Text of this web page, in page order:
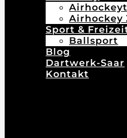
Airhockey
Sport &
Ballsport
Blog
Dartwerk-Saar
Kontakt